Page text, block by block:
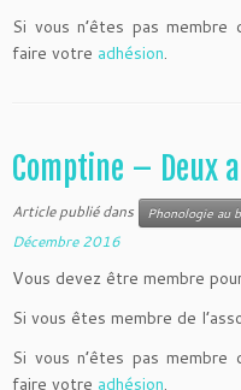
Si vous n’êtes pas membre
faire votre adhésion.
Comptine – Deux
Article publié dans Phonologie au
Décembre 2016
Vous devez être membre
Si vous êtes membre de
Si vous n’êtes pas membre
faire votre adhésion.